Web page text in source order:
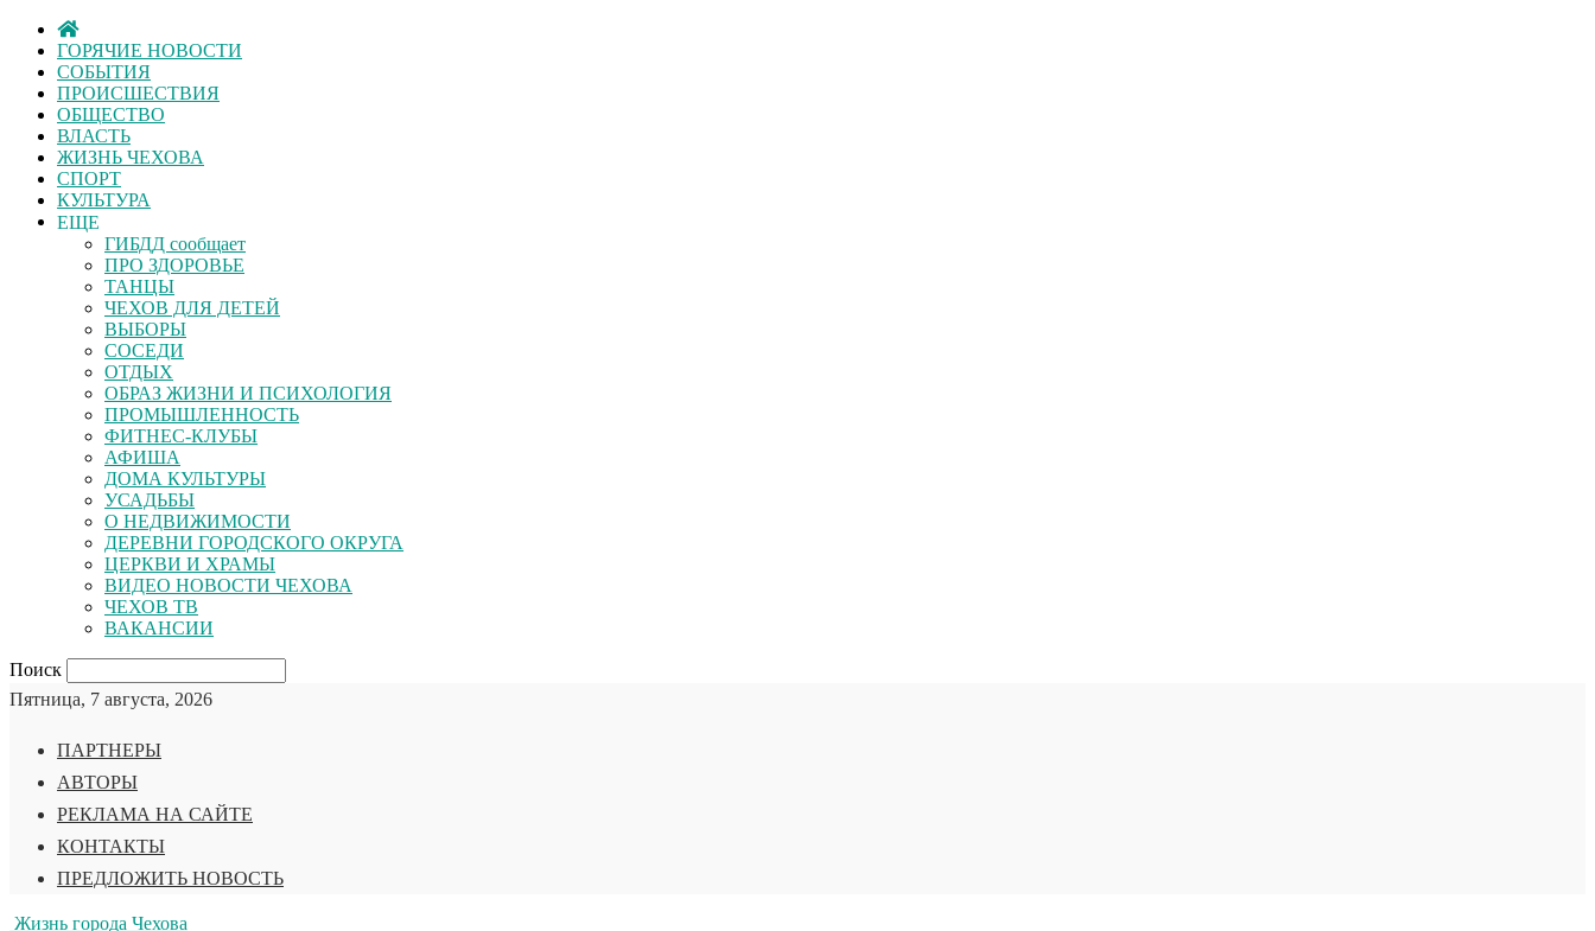
ГОРЯЧИЕ НОВОСТИ
СОБЫТИЯ
ПРОИСШЕСТВИЯ
ОБЩЕСТВО
ВЛАСТЬ
ЖИЗНЬ ЧЕХОВА
СПОРТ
КУЛЬТУРА
ЕЩЕ
ГИБДД сообщает
ПРО ЗДОРОВЬЕ
ТАНЦЫ
ЧЕХОВ ДЛЯ ДЕТЕЙ
ВЫБОРЫ
СОСЕДИ
ОТДЫХ
ОБРАЗ ЖИЗНИ И ПСИХОЛОГИЯ
ПРОМЫШЛЕННОСТЬ
ФИТНЕС-КЛУБЫ
АФИША
ДОМА КУЛЬТУРЫ
УСАДЬБЫ
О НЕДВИЖИМОСТИ
ДЕРЕВНИ ГОРОДСКОГО ОКРУГА
ЦЕРКВИ И ХРАМЫ
ВИДЕО НОВОСТИ ЧЕХОВА
ЧЕХОВ ТВ
ВАКАНСИИ
Поиск
Пятница, 7 августа, 2026
ПАРТНЕРЫ
АВТОРЫ
РЕКЛАМА НА САЙТЕ
КОНТАКТЫ
ПРЕДЛОЖИТЬ НОВОСТЬ
Жизнь города Чехова